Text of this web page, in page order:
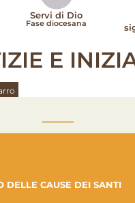
Servi di Dio
Fase diocesana
E
DELLE CAUSE DEI SANTI